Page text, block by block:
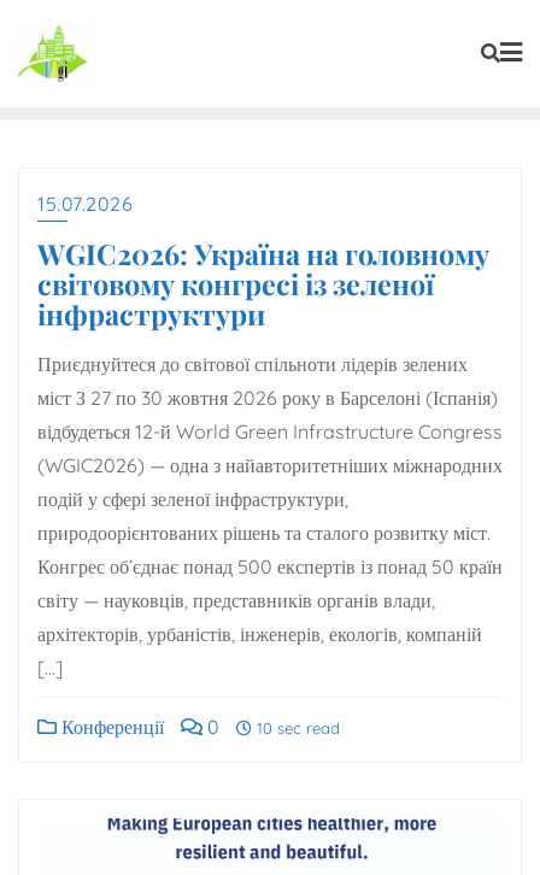
15.07.2026
WGIC2026: Україна на головному
світовому конгресі із зеленої
інфраструктури
Приєднуйтеся до світової спільноти лідерів зелених
міст З 27 по 30 жовтня 2026 року в Барселоні (Іспанія)
відбудеться 12-й World Green Infrastructure Congress
(WGIC2026) — одна з найавторитетніших міжнародних
подій у сфері зеленої інфраструктури,
природоорієнтованих рішень та сталого розвитку міст.
Конгрес об’єднає понад 500 експертів із понад 50 країн
світу — науковців, представників органів влади,
архітекторів, урбаністів, інженерів, екологів, компаній
[…]
Конференції 0 10 sec read